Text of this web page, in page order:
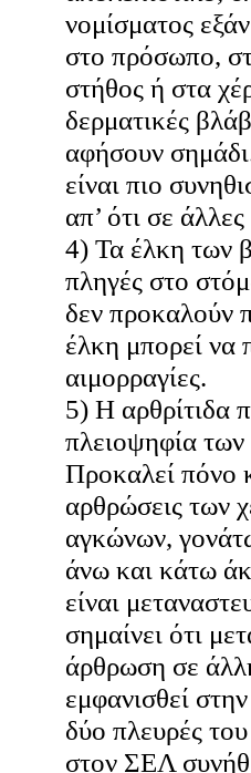
νομίσματος
στο πρόσωπο,
στήθος ή στα
δερματικές
αφήσουν
είναι πιο
απ’ ότι σε
4) Τα έλκη των
πληγές στο
δεν προκαλούν
έλκη μπορεί να
αιμορραγίες.
5) Η αρθρίτιδα
πλειοψηφία
Προκαλεί πόνο
αρθρώσεις των
αγκώνων,
άνω και κάτω
είναι
σημαίνει ότι
άρθρωση σε
εμφανισθεί
δύο πλευρές
στον ΣΕΛ